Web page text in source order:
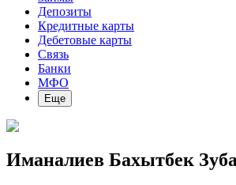
Депозиты
Кредитные карты
Дебетовые карты
Связь
Банки
МФО
Еще
Иманалиев Бахытбек